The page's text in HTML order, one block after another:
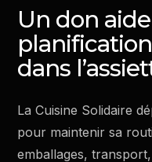
Un don
dans
La Cuisine Solidaire
pour maintenir sa
emballages,